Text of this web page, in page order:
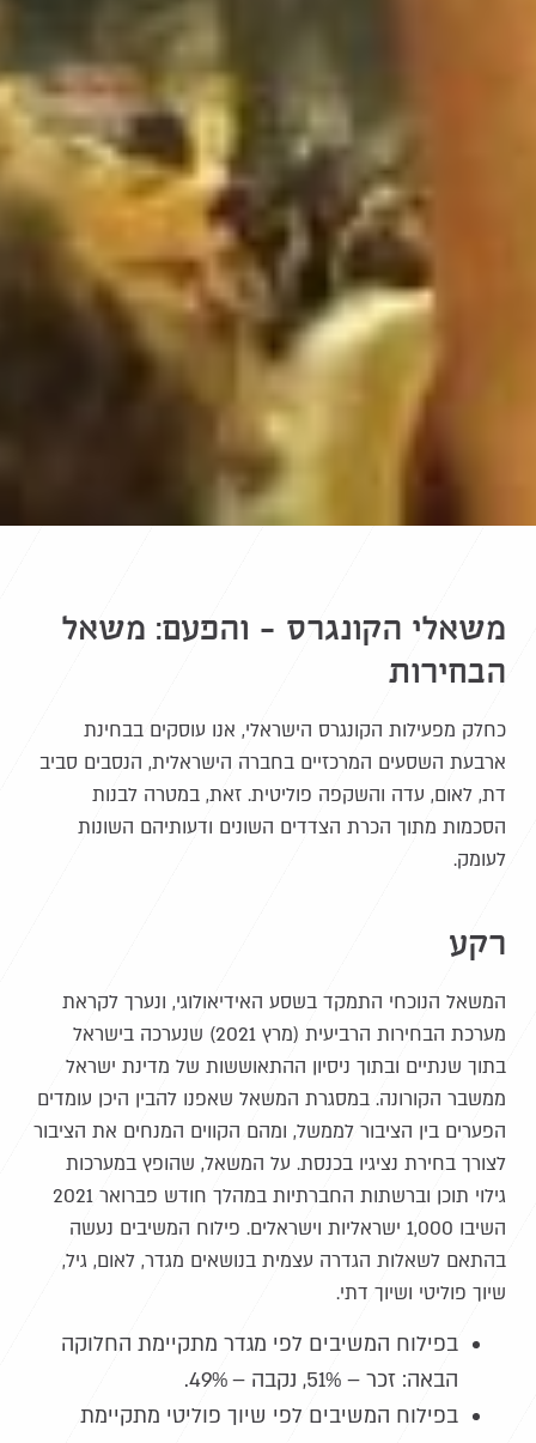
משאלי הקונגרס – והפעם: משאל
הבחירות
כחלק מפעילות הקונגרס הישראלי, אנו עוסקים בבחינת
ארבעת השסעים המרכזיים בחברה הישראלית, הנסבים סביב
דת, לאום, עדה והשקפה פוליטית. זאת, במטרה לבנות
הסכמות מתוך הכרת הצדדים השונים ודעותיהם השונות
לעומק.
רקע
המשאל הנוכחי התמקד בשסע האידיאולוגי, ונערך לקראת
מערכת הבחירות הרביעית (מרץ 2021) שנערכה בישראל
בתוך שנתיים ובתוך ניסיון ההתאוששות של מדינת ישראל
ממשבר הקורונה. במסגרת המשאל שאפנו להבין היכן עומדים
הפערים בין הציבור לממשל, ומהם הקווים המנחים את הציבור
לצורך בחירת נציגיו בכנסת. על המשאל, שהופץ במערכות
גילוי תוכן וברשתות החברתיות במהלך חודש פברואר 2021
השיבו 1,000 ישראליות וישראלים. פילוח המשיבים נעשה
בהתאם לשאלות הגדרה עצמית בנושאים מגדר, לאום, גיל,
שיוך פוליטי ושיוך דתי.
בפילוח המשיבים לפי מגדר מתקיימת החלוקה
הבאה: זכר – 51%, נקבה – 49%.
בפילוח המשיבים לפי שיוך פוליטי מתקיימת